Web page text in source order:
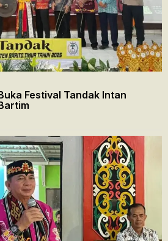
Festival Tandak Intan